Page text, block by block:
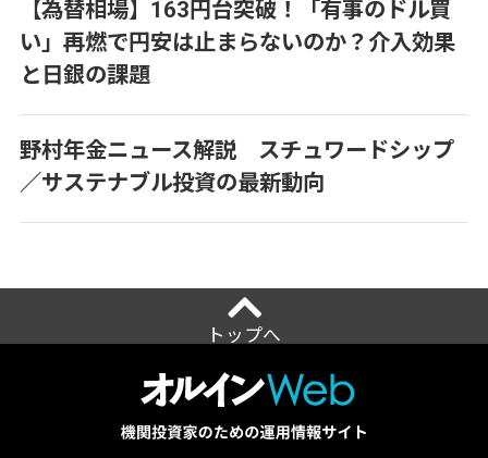
【為替相場】163円台突破！「有事のドル買
い」再燃で円安は止まらないのか？介入効果
と日銀の課題
野村年金ニュース解説 スチュワードシップ
／サステナブル投資の最新動向
トップへ